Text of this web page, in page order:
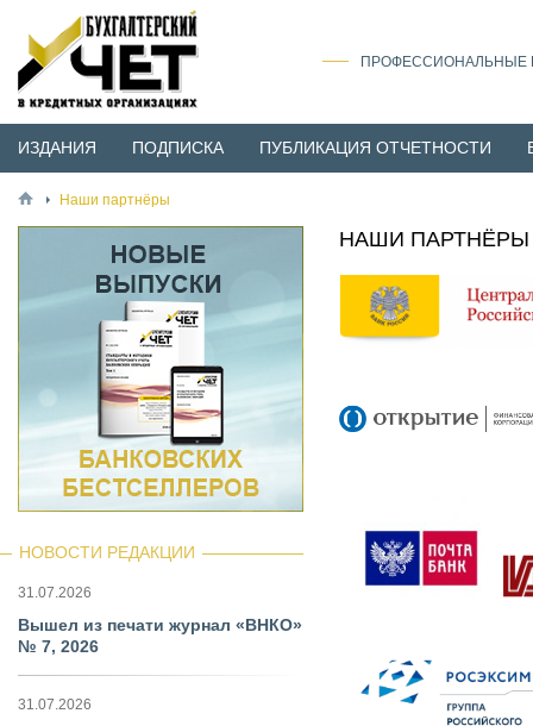
ПРОФЕССИОНАЛЬНЫЕ
ИЗДАНИЯ ПОДПИСКА ПУБЛИКАЦИЯ ОТЧЕТНОСТИ
Наши партнёры
НАШИ ПАРТНЁРЫ
НОВОСТИ РЕДАКЦИИ
31.07.2026
Вышел из печати журнал «ВНКО»
№ 7, 2026
31.07.2026